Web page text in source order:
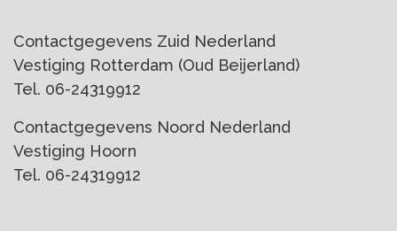
Contactgegevens Zuid Nederland
Vestiging Rotterdam (Oud Beijerland)
Tel. 06-24319912
Contactgegevens Noord Nederland
Vestiging Hoorn
Tel. 06-24319912